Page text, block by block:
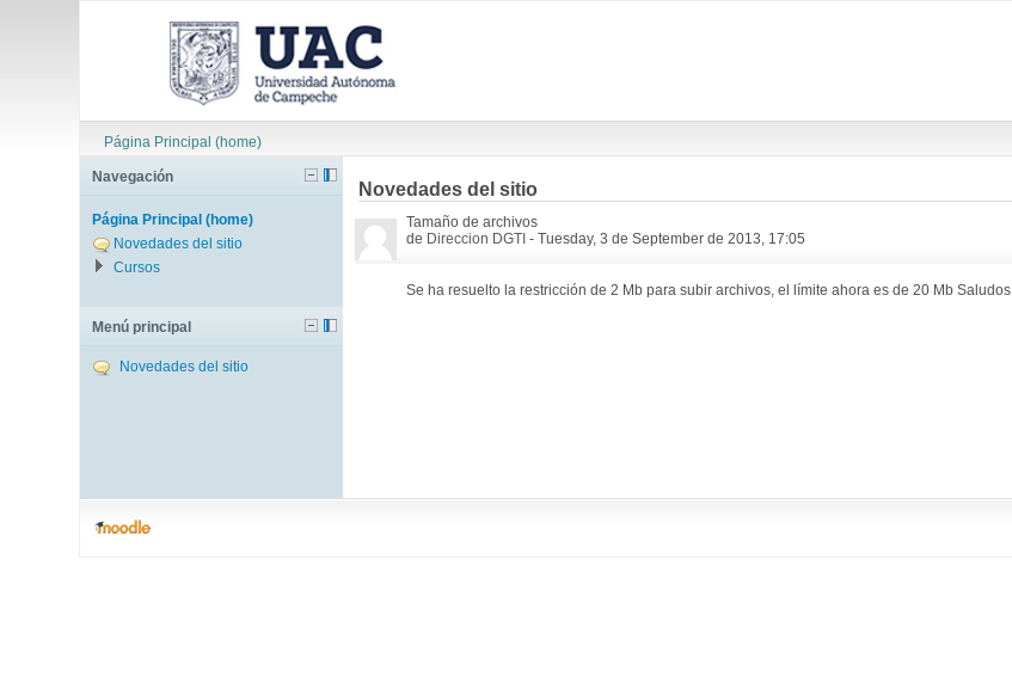
Página Principal (home)
Novedades del sitio
Tamaño de archivos
de Direccion DGTI - Tuesday, 3 de September de 2013, 17:05
Se ha resuelto la restricción de 2 Mb para subir archivos, el límite ahora es de 20 Mb Saludos
Navegación
Página Principal (home)
Novedades del sitio
Cursos
Menú principal
Novedades del sitio